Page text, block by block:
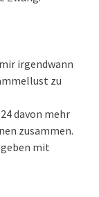
irgendwann
zu
davon mehr
zusammen.
mit